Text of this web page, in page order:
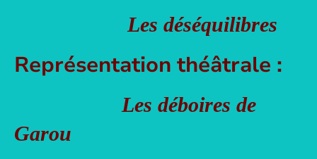
Les déséquilibres
Représentation théâtrale :
Les déboires de
Garou